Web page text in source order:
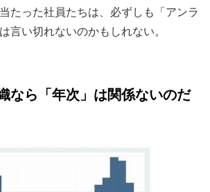
たった社員たちは、必ずしも「アンラ
言い切れないのかもしれない。
なら「年次」は関係ないのだ